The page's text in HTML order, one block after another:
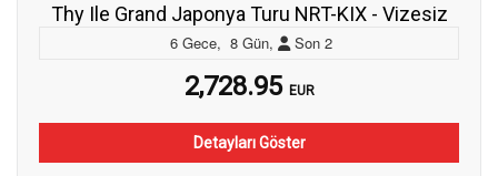
Thy Ile Grand Japonya Turu NRT-KIX - Vizesiz
6 Gece, 8 Gün, Son 2
2,728.95 EUR
Detayları Göster